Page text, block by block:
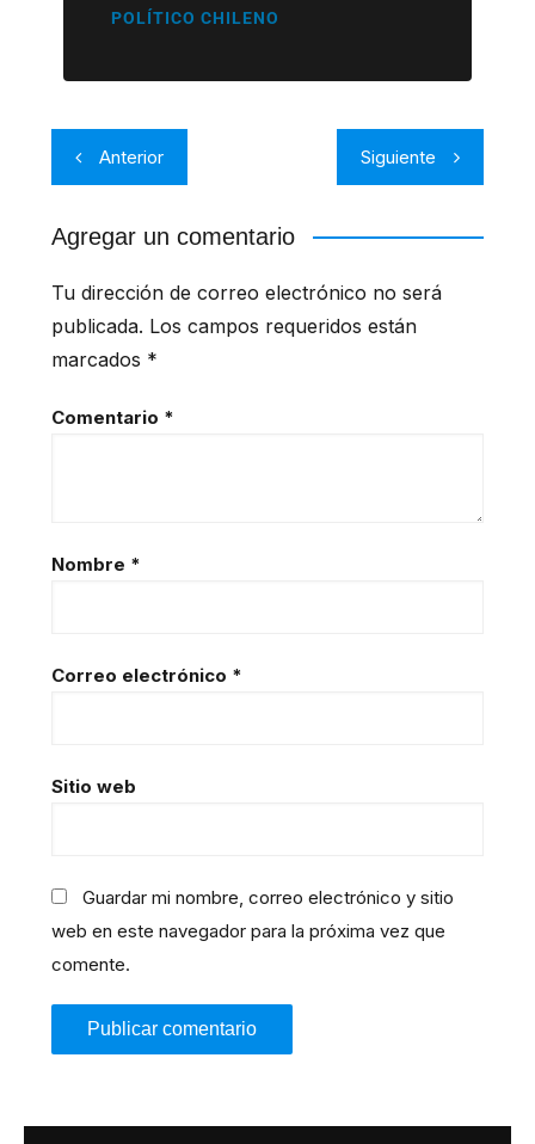
POLÍTICO CHILENO
Anterior Siguiente
Agregar un comentario
Tu dirección de correo electrónico no será
publicada. Los campos requeridos están
marcados *
Comentario *
Nombre *
Correo electrónico *
Sitio web
Guardar mi nombre, correo electrónico y sitio
web en este navegador para la próxima vez que
comente.